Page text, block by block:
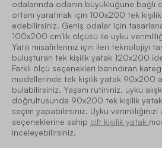
odalarında odanın büyüklüğüne bağlı
ortam yaratmak için 100x200 tek
edebilirsiniz. Geniş odalar için
100x200 cm'lik ölçüsü ile uyku
Yatılı misafirleriniz için ileri teknolojiyi
buluşturan tek kişilik yatak 120x200
Farklı ölçü seçenekleri barındıran
modellerinde tek kişilik yatak 90x200
bulabilirsiniz. Yaşam rutininiz, uyku
doğrultusunda 90x200 tek kişilik
seçim yapabilirsiniz. Uyku verimliliğinizi
seçeneklerine sahip çift kişilik yatak
inceleyebilirsiniz.